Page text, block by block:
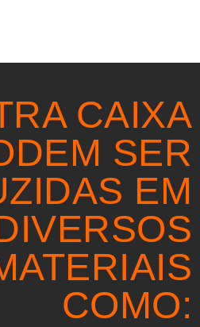
CAIXA
SER
EM
COMO: